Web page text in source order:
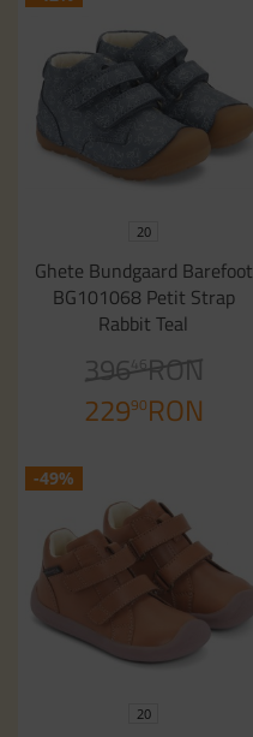
20
Ghete Bundgaard Barefoot
BG101068 Petit Strap
Rabbit Teal
396 46
RON
22990RON
-49%
20